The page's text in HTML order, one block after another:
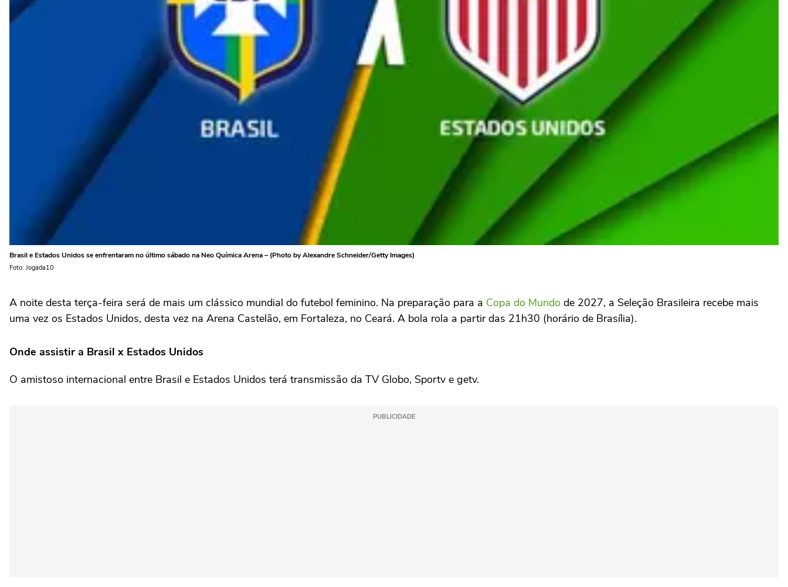
Brasil e Estados Unidos se enfrentaram no último sábado na Neo Química Arena – (Photo by Alexandre Schneider/Getty Images)
Foto: Jogada10
A noite desta terça-feira será de mais um clássico mundial do futebol feminino. Na preparação para a Copa do Mundo de 2027, a Seleção Brasileira recebe mais
uma vez os Estados Unidos, desta vez na Arena Castelão, em Fortaleza, no Ceará. A bola rola a partir das 21h30 (horário de Brasília).
Onde assistir a Brasil x Estados Unidos
O amistoso internacional entre Brasil e Estados Unidos terá transmissão da TV Globo, Sportv e getv.
PUBLICIDADE